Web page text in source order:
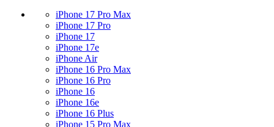
iPhone 17 Pro Max
iPhone 17 Pro
iPhone 17
iPhone 17e
iPhone Air
iPhone 16 Pro Max
iPhone 16 Pro
iPhone 16
iPhone 16e
iPhone 16 Plus
iPhone 15 Pro Max